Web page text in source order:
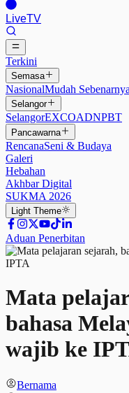
LiveTV
Terkini
Semasa
NasionalMudah Sebenarnya
Selangor
SelangorEXCOADNPBT
Pancawarna
RencanaSeni & Budaya
Galeri
Hebahan
Akhbar Digital
SUKMA 2026
Light Theme
Aduan Penerbitan
Mata
bahasa
wajib ke
Bernama